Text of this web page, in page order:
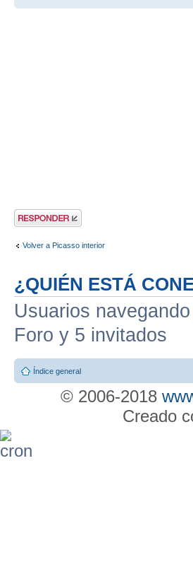
Publicar una
respuesta
Volver a Picasso interior
¿QUIÉN ESTÁ
Usuarios
Foro y 5 invitados
Índice general
© 2006-2018
Creado